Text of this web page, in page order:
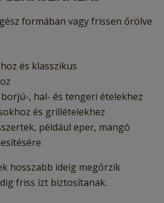
formában vagy frissen őrölve
és klasszikus
, hal- és tengeri ételekhez
és grillételekhez
például eper, mangó
hosszabb ideig megőrzik
friss ízt biztosítanak.